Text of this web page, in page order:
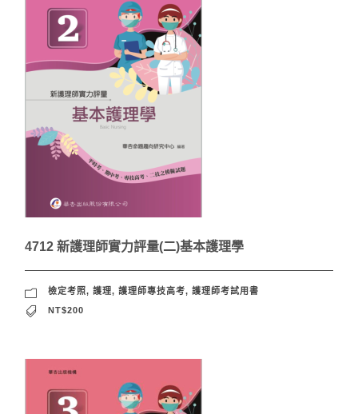
4712 新護理師實力評量(二)基本護理學
檢定考照, 護理, 護理師專技高考, 護理師考試用書
NT$200